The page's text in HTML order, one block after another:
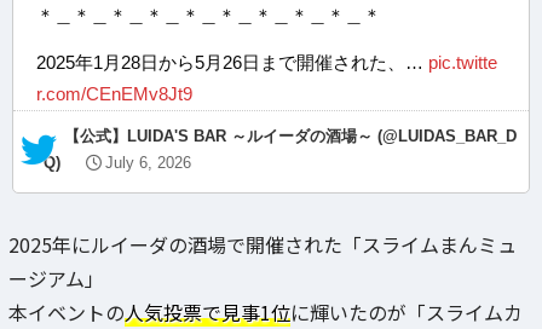
＊＿＊＿＊＿＊＿＊＿＊＿＊＿＊＿＊＿＊
2025年1月28日から5月26日まで開催された、… pic.twitte
r.com/CEnEMv8Jt9
— 【公式】LUIDA'S BAR ～ルイーダの酒場～ (@LUIDAS_BAR_D
Q)
July 6, 2026
2025年にルイーダの酒場で開催された「スライムまんミュ
ージアム」
本イベントの人気投票で見事1位に輝いたのが「スライムカ